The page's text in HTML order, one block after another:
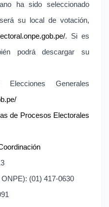
ha sido seleccionado
su local de votación,
onpe.gob.pe/. Si es
podrá descargar su
Generales
de Procesos Electorales
(01) 417-0630